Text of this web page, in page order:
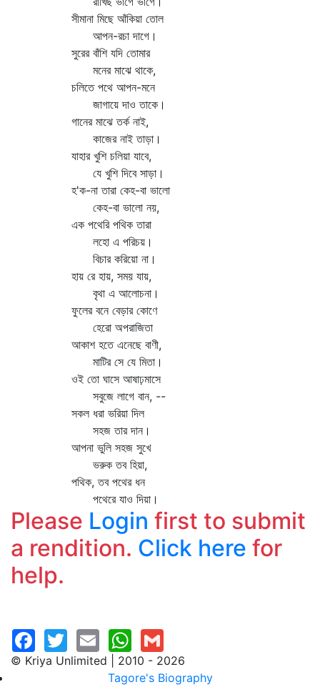
সীমানা মিছে আঁকিয়া তোল
আপন-রচা দাগে।
সুরের বাঁশি যদি তোমার
মনের মাঝে থাকে,
চলিতে পথে আপন-মনে
জাগায়ে দাও তাকে।
গানের মাঝে তর্ক নাই,
কাজের নাই তাড়া।
যাহার খুশি চলিয়া যাবে,
যে খুশি দিবে সাড়া।
হ'ক-না তারা কেহ-বা ভালো
কেহ-বা ভালো নয়,
এক পথেরি পথিক তারা
লহো এ পরিচয়।
বিচার করিয়ো না।
হায় রে হায়, সময় যায়,
বৃথা এ আলোচনা।
ফুলের বনে বেড়ার কোণে
হেরো অপরাজিতা
আকাশ হতে এনেছে বাণী,
মাটির সে যে মিতা।
ওই তো ঘাসে আষাঢ়মাসে
সবুজে লাগে বান, --
সকল ধরা ভরিয়া দিল
সহজ তার দান।
আপনা ভুলি সহজ সুখে
ভরুক তব হিয়া,
পথিক, তব পথের ধন
পথেরে যাও দিয়া।
Please Login first to submit
a rendition. Click here for
help.
© Kriya Unlimited | 2010 - 2026
Tagore's Biography